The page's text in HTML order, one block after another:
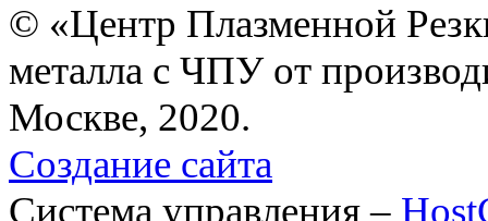
© «Центр Плазменной
металла с ЧПУ от
Москве, 2020.
Создание сайта
Система управления –